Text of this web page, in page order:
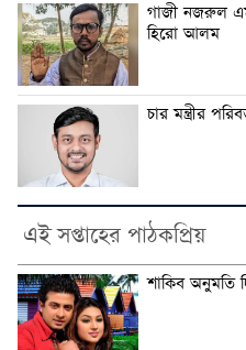
গাজী নজরুল
হিরো আলম
চার মন্ত্রীর
এই সপ্তাহের পাঠকপ্রিয়
শাকিব অনুমতি